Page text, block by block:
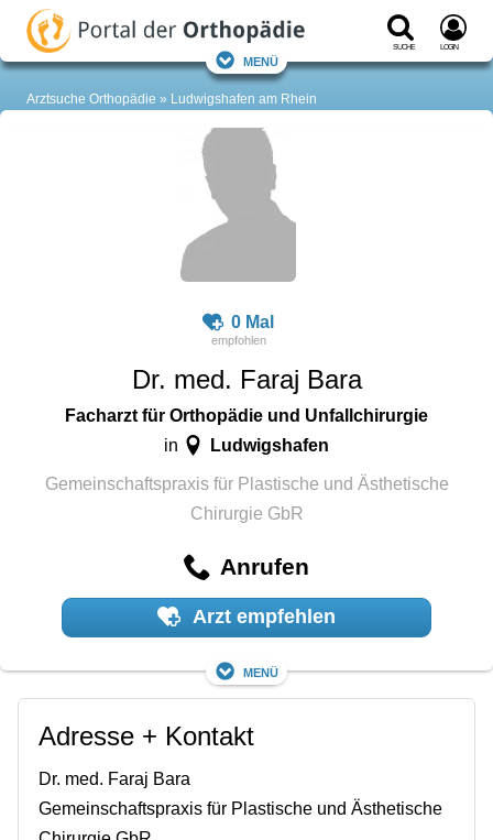
Suche Login
Menü
Arztsuche Orthopädie Ludwigshafen am Rhein
0 Mal
Dr. med. Faraj Bara
Facharzt für Orthopädie und Unfallchirurgie
in Ludwigshafen
Gemeinschaftspraxis für Plastische und Ästhetische
Chirurgie GbR
Anrufen
Arzt empfehlen
Menü
Adresse + Kontakt
Dr. med. Faraj Bara
Gemeinschaftspraxis für Plastische und Ästhetische